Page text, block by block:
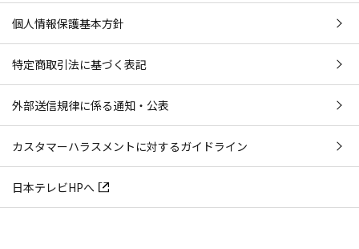
個人情報保護基本方針
特定商取引法に基づく表記
外部送信規律に係る通知・公表
カスタマーハラスメントに対するガイドライン
日本テレビHPへ